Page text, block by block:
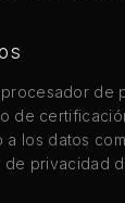
de
de
los datos
privacidad